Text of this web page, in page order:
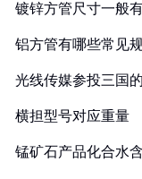
镀锌方管尺寸一般
铝方管有哪些常见
光线传媒参投三国
横担型号对应重量
锰矿石产品化合水